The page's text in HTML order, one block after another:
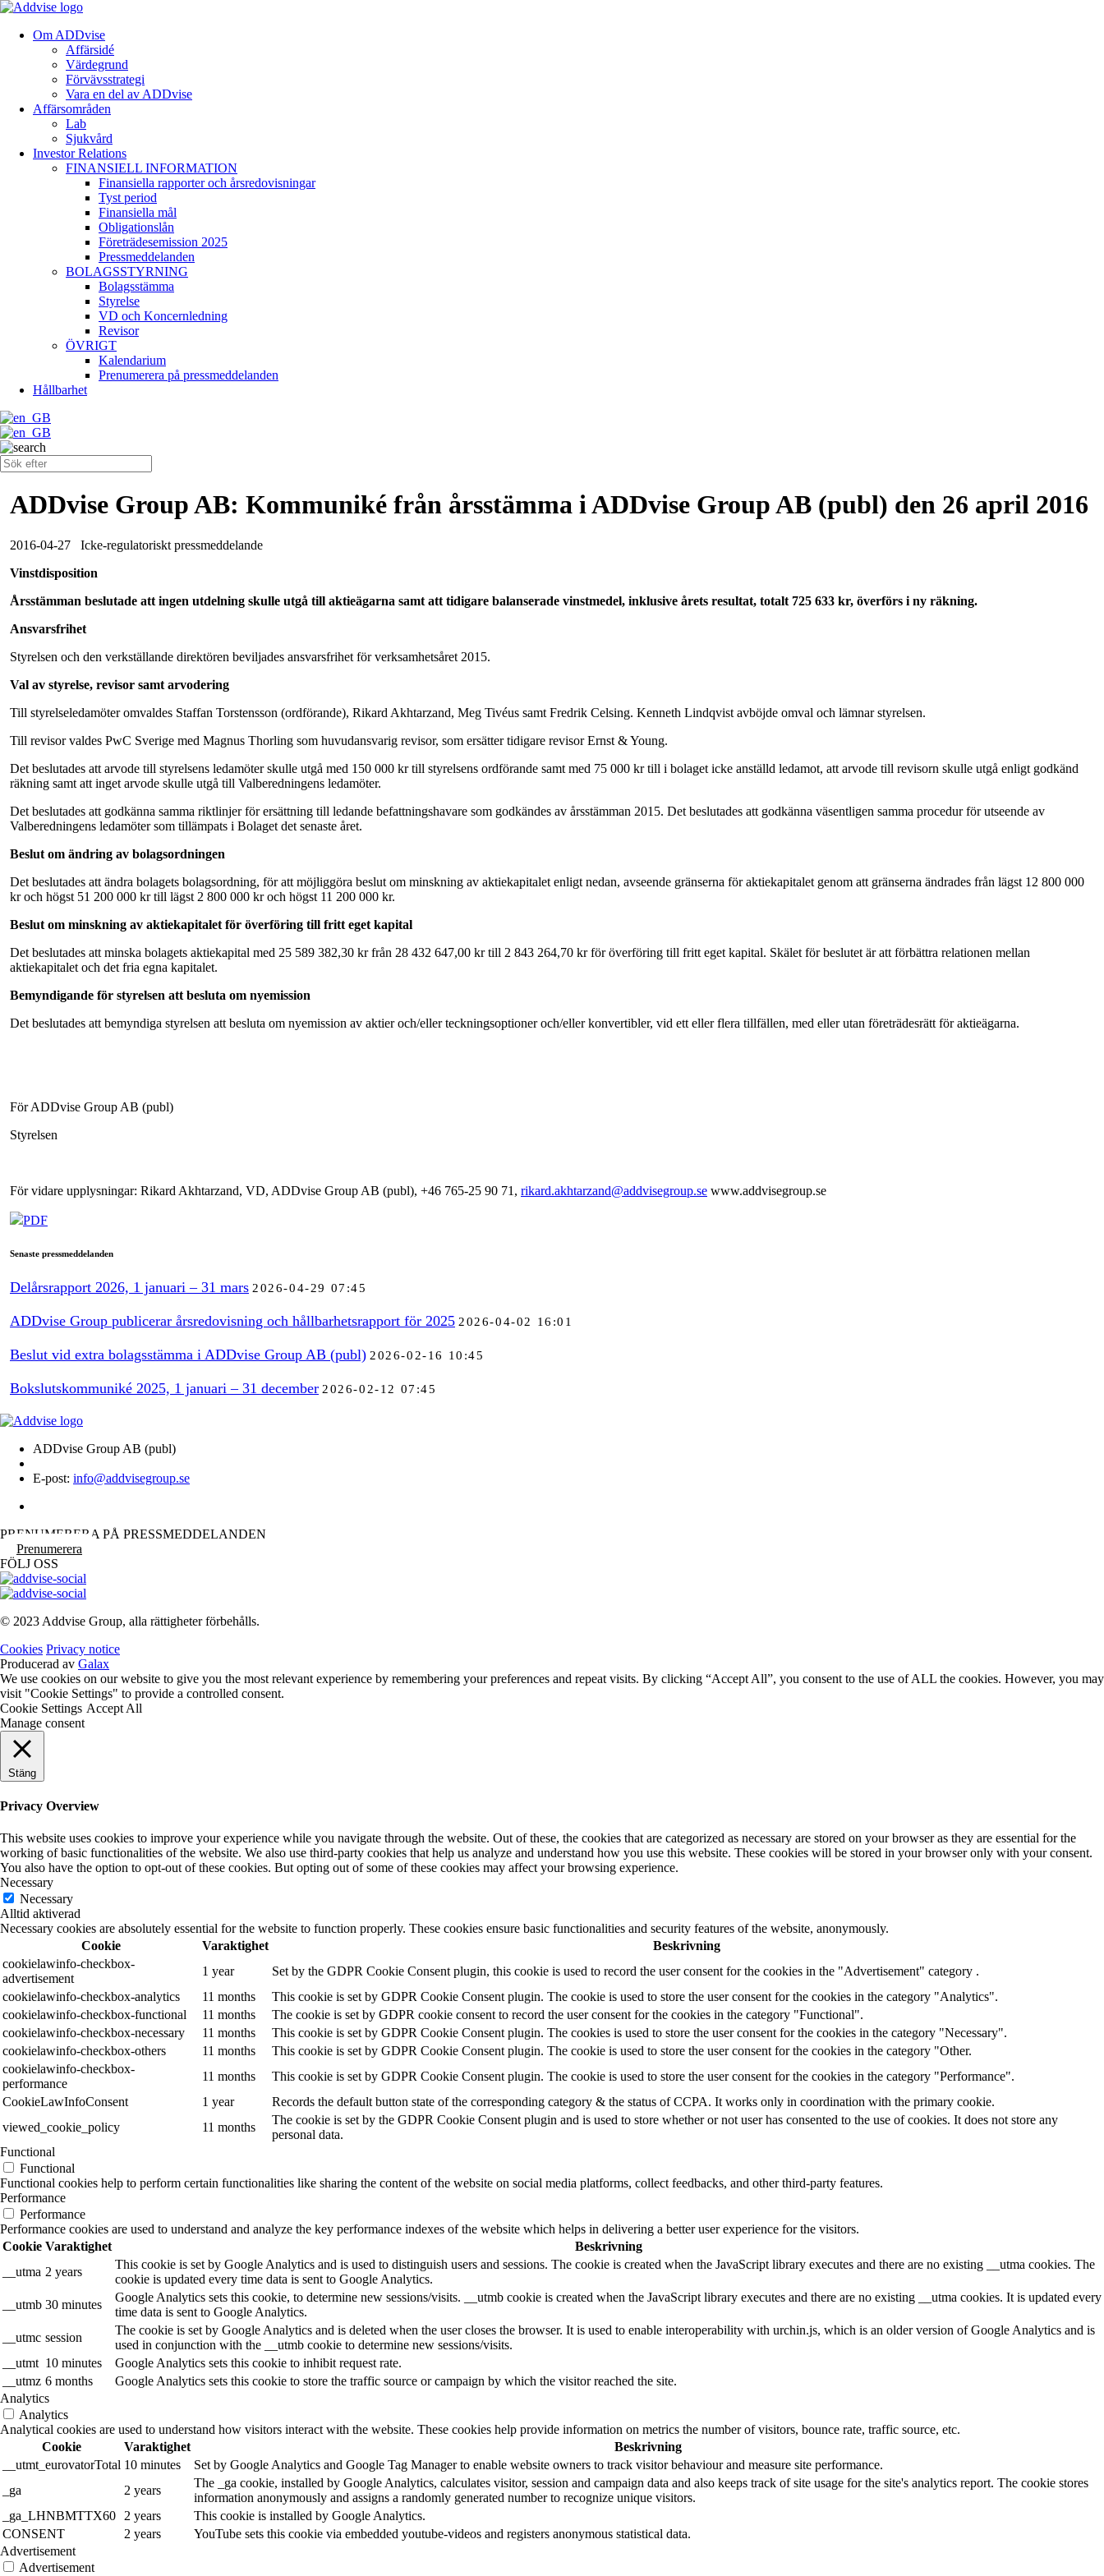
Om ADDvise
Affärsidé
Värdegrund
Förvävsstrategi
Vara en del av ADDvise
Affärsområden
Lab
Sjukvård
Investor Relations
FINANSIELL INFORMATION
Finansiella rapporter och årsredovisningar
Tyst period
Finansiella mål
Obligationslån
Företrädesemission 2025
Pressmeddelanden
BOLAGSSTYRNING
Bolagsstämma
Styrelse
VD och Koncernledning
Revisor
ÖVRIGT
Kalendarium
Prenumerera på pressmeddelanden
Hållbarhet
ADDvise Group AB: Kommuniké från årsstämma i ADDvise Group AB (publ) den 26 april 2016
2016-04-27
Icke-regulatoriskt pressmeddelande
Vinstdisposition
Årsstämman beslutade att ingen utdelning skulle utgå till aktieägarna samt att tidigare balanserade vinstmedel, inklusive årets resultat, totalt 725 633 kr, överförs i ny räkning.
Ansvarsfrihet
Styrelsen och den verkställande direktören beviljades ansvarsfrihet för verksamhetsåret 2015.
Val av styrelse, revisor samt arvodering
Till styrelseledamöter omvaldes Staffan Torstensson (ordförande), Rikard Akhtarzand, Meg Tivéus samt Fredrik Celsing. Kenneth Lindqvist avböjde omval och lämnar styrelsen.
Till revisor valdes PwC Sverige med Magnus Thorling som huvudansvarig revisor, som ersätter tidigare revisor Ernst & Young.
Det beslutades att arvode till styrelsens ledamöter skulle utgå med 150 000 kr till styrelsens ordförande samt med 75 000 kr till i bolaget icke anställd ledamot, att arvode till revisorn skulle utgå enligt godkänd
räkning samt att inget arvode skulle utgå till Valberedningens ledamöter.
Det beslutades att godkänna samma riktlinjer för ersättning till ledande befattningshavare som godkändes av årsstämman 2015. Det beslutades att godkänna väsentligen samma procedur för utseende av
Valberedningens ledamöter som tillämpats i Bolaget det senaste året.
Beslut om ändring av bolagsordningen
Det beslutades att ändra bolagets bolagsordning, för att möjliggöra beslut om minskning av aktiekapitalet enligt nedan, avseende gränserna för aktiekapitalet genom att gränserna ändrades från lägst 12 800 000
kr och högst 51 200 000 kr till lägst 2 800 000 kr och högst 11 200 000 kr.
Beslut om minskning av aktiekapitalet för överföring till fritt eget kapital
Det beslutades att minska bolagets aktiekapital med 25 589 382,30 kr från 28 432 647,00 kr till 2 843 264,70 kr för överföring till fritt eget kapital. Skälet för beslutet är att förbättra relationen mellan
aktiekapitalet och det fria egna kapitalet.
Bemyndigande för styrelsen att besluta om nyemission
Det beslutades att bemyndiga styrelsen att besluta om nyemission av aktier och/eller teckningsoptioner och/eller konvertibler, vid ett eller flera tillfällen, med eller utan företrädesrätt för aktieägarna.
För ADDvise Group AB (publ)
Styrelsen
För vidare upplysningar: Rikard Akhtarzand, VD, ADDvise Group AB (publ), +46 765-25 90 71, rikard.akhtarzand@addvisegroup.se www.addvisegroup.se
PDF
Senaste pressmeddelanden
Delårsrapport 2026, 1 januari – 31 mars 2026-04-29 07:45
ADDvise Group publicerar årsredovisning och hållbarhetsrapport för 2025 2026-04-02 16:01
Beslut vid extra bolagsstämma i ADDvise Group AB (publ) 2026-02-16 10:45
Bokslutskommuniké 2025, 1 januari – 31 december 2026-02-12 07:45
ADDvise Group AB (publ)
E-post: info@addvisegroup.se
PRENUMERERA PÅ PRESSMEDDELANDEN
Prenumerera
FÖLJ OSS
© 2023 Addvise Group, alla rättigheter förbehålls.
Cookies Privacy notice
Producerad av Galax
We use cookies on our website to give you the most relevant experience by remembering your preferences and repeat visits. By clicking “Accept All”, you consent to the use of ALL the cookies. However, you may
visit "Cookie Settings" to provide a controlled consent.
Cookie Settings Accept All
Manage consent
Stäng
Privacy Overview
This website uses cookies to improve your experience while you navigate through the website. Out of these, the cookies that are categorized as necessary are stored on your browser as they are essential for the
working of basic functionalities of the website. We also use third-party cookies that help us analyze and understand how you use this website. These cookies will be stored in your browser only with your consent.
You also have the option to opt-out of these cookies. But opting out of some of these cookies may affect your browsing experience.
Necessary
Necessary
Alltid aktiverad
Necessary cookies are absolutely essential for the website to function properly. These cookies ensure basic functionalities and security features of the website, anonymously.
Cookie
Varaktighet
Beskrivning
cookielawinfo-checkbox-
advertisement
1 year
Set by the GDPR Cookie Consent plugin, this cookie is used to record the user consent for the cookies in the "Advertisement" category .
cookielawinfo-checkbox-analytics
11 months
This cookie is set by GDPR Cookie Consent plugin. The cookie is used to store the user consent for the cookies in the category "Analytics".
cookielawinfo-checkbox-functional
11 months
The cookie is set by GDPR cookie consent to record the user consent for the cookies in the category "Functional".
cookielawinfo-checkbox-necessary
11 months
This cookie is set by GDPR Cookie Consent plugin. The cookies is used to store the user consent for the cookies in the category "Necessary".
cookielawinfo-checkbox-others
11 months
This cookie is set by GDPR Cookie Consent plugin. The cookie is used to store the user consent for the cookies in the category "Other.
cookielawinfo-checkbox-
performance
11 months
This cookie is set by GDPR Cookie Consent plugin. The cookie is used to store the user consent for the cookies in the category "Performance".
CookieLawInfoConsent
1 year
Records the default button state of the corresponding category & the status of CCPA. It works only in coordination with the primary cookie.
viewed_cookie_policy
11 months
The cookie is set by the GDPR Cookie Consent plugin and is used to store whether or not user has consented to the use of cookies. It does not store any
personal data.
Functional
Functional
Functional cookies help to perform certain functionalities like sharing the content of the website on social media platforms, collect feedbacks, and other third-party features.
Performance
Performance
Performance cookies are used to understand and analyze the key performance indexes of the website which helps in delivering a better user experience for the visitors.
Cookie Varaktighet
Beskrivning
__utma 2 years
This cookie is set by Google Analytics and is used to distinguish users and sessions. The cookie is created when the JavaScript library executes and there are no existing __utma cookies. The
cookie is updated every time data is sent to Google Analytics.
__utmb 30 minutes
Google Analytics sets this cookie, to determine new sessions/visits. __utmb cookie is created when the JavaScript library executes and there are no existing __utma cookies. It is updated every
time data is sent to Google Analytics.
__utmc session
The cookie is set by Google Analytics and is deleted when the user closes the browser. It is used to enable interoperability with urchin.js, which is an older version of Google Analytics and is
used in conjunction with the __utmb cookie to determine new sessions/visits.
__utmt 10 minutes
Google Analytics sets this cookie to inhibit request rate.
__utmz 6 months
Google Analytics sets this cookie to store the traffic source or campaign by which the visitor reached the site.
Analytics
Analytics
Analytical cookies are used to understand how visitors interact with the website. These cookies help provide information on metrics the number of visitors, bounce rate, traffic source, etc.
Cookie
Varaktighet
Beskrivning
__utmt_eurovatorTotal 10 minutes
Set by Google Analytics and Google Tag Manager to enable website owners to track visitor behaviour and measure site performance.
_ga
2 years
The _ga cookie, installed by Google Analytics, calculates visitor, session and campaign data and also keeps track of site usage for the site's analytics report. The cookie stores
information anonymously and assigns a randomly generated number to recognize unique visitors.
_ga_LHNBMTTX60
2 years
This cookie is installed by Google Analytics.
CONSENT
2 years
YouTube sets this cookie via embedded youtube-videos and registers anonymous statistical data.
Advertisement
Advertisement